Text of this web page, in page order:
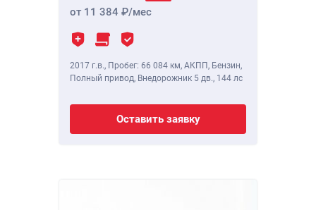
от 11 384 /мес
2017 г.в., Пробег: 66 084 км, АКПП, Бензин,
Полный привод, Внедорожник 5 дв., 144 лс
Оставить заявку